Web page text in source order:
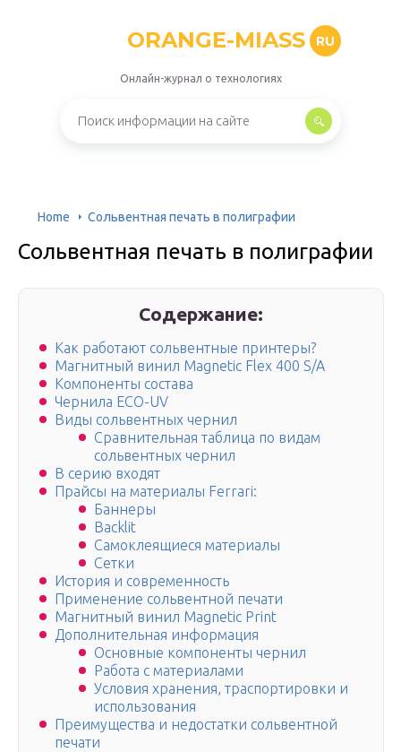
ORANGE-MIASS RU
Онлайн-журнал о технологиях
Home Сольвентная печать в полиграфии
Сольвентная печать в полиграфии
Содержание:
Как работают сольвентные принтеры?
Магнитный винил Magnetic Flex 400 S/A
Компоненты состава
Чернила ECO-UV
Виды сольвентных чернил
Сравнительная таблица по видам
сольвентных чернил
В серию входят
Прайсы на материалы Ferrari:
Баннеры
Backlit
Самоклеящиеся материалы
Сетки
История и современность
Применение сольвентной печати
Магнитный винил Magnetic Print
Дополнительная информация
Основные компоненты чернил
Работа с материалами
Условия хранения, траспортировки и
использования
Преимущества и недостатки сольвентной
печати